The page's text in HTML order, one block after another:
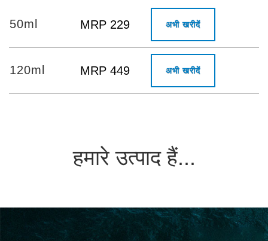
50ml MRP 229 अभी खरीदें
120ml MRP 449 अभी खरीदें
हमारे उत्पाद हैं...